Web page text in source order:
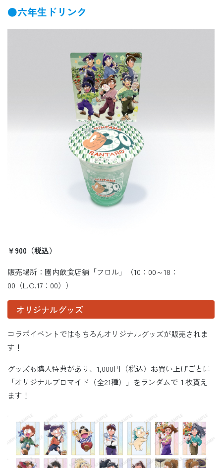
●六年生ドリンク
￥900（税込）
販売場所：園内飲食店舗「フロル」（10：00～18：
00（L.O.17：00））
オリジナルグッズ
コラボイベントではもちろんオリジナルグッズが販売されま
す！
グッズも購入特典があり、1,000円（税込）お買い上げごとに
「オリジナルブロマイド（全21種）」をランダムで１枚貰え
ます！